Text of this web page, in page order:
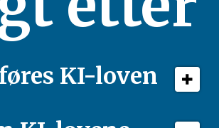
KI-loven